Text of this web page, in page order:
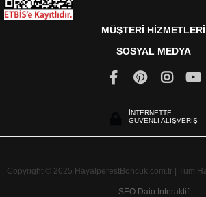
MÜŞTERİ HİZMETLERİ
SOSYAL MEDYA
İNTERNETTE
GÜVENLİ ALIŞVERİŞ
Copyright © 2025 HayalperestBoncuk.com.tr | Tüm
SEO Daio İnteraktif